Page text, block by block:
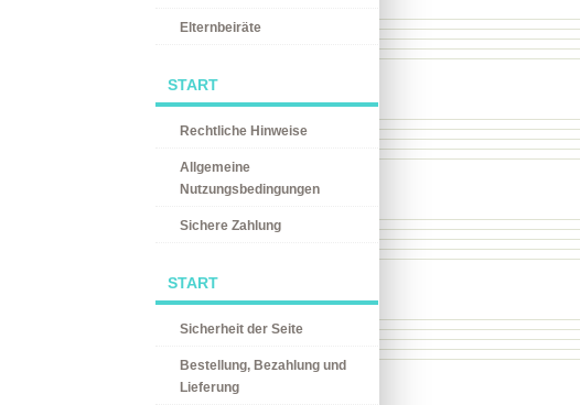
Elternbeiräte
START
Rechtliche Hinweise
Allgemeine
Nutzungsbedingungen
Sichere Zahlung
START
Sicherheit der Seite
Bestellung, Bezahlung und
Lieferung